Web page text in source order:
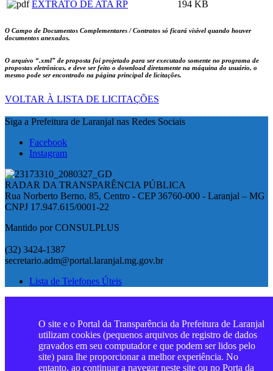
EXTRATO DE ATA RP
194 KB
O Campo de Documentos Complementares / Contratos só ficará visível quando houver
documentos anexados.
O arquivo “.xml” de proposta foi projetado para ser executado somente no programa de
propostas eletrônicas, e deve ser feito o download diretamente na máquina do usuário, o
mesmo pode ser encontrado na página principal de licitações.
VOLTAR À LISTA DE LICITAÇÕES
Siga a Prefeitura de Laranjal nas Redes Sociais
Facebook
Instagram
RADAR DA TRANSPARÊNCIA PÚBLICA
Rua Norberto Berno, 85, Centro - CEP 36760-000 - Laranjal – MG
CNPJ 17.947.615/0001-22
Mantido por CONSULPLUS
(32) 3424-1387
secretario.adm@portal.laranjal.mg.gov.br
Lista de Telefones Úteis
O site e o Portal da Transparência da Prefeitura de Laranjal
utilizam cookies (pequenos arquivos de registro de dados
gravados em seu computador e que podem ser lidos pelo
site) para lhe proporcionar a melhor experiência. No
entanto, ao continuar a navegar neste site ou no Porta da